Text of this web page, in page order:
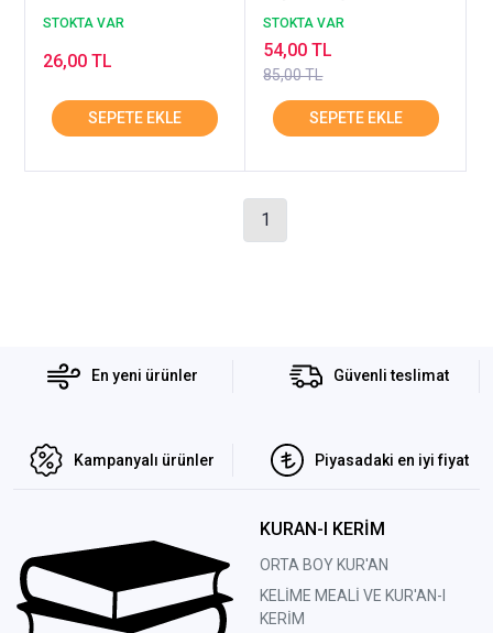
STOKTA VAR
26,00 TL
Mealli Türkçe Okunuşlu
STOKTA VAR
85,00 TL
54,00 TL
1
En yeni ürünler Güvenli teslimat
Kampanyalı ürünler Piyasadaki en iyi fiyat
KURAN-I KERİM
ORTA BOY KUR'AN
KELİME MEALİ VE KUR'AN-I
KERİM